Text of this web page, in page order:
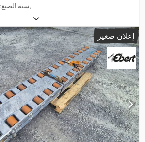
سنة الصنع:,
إعلان صغير